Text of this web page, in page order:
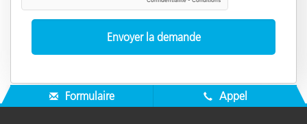
Formulaire Appel